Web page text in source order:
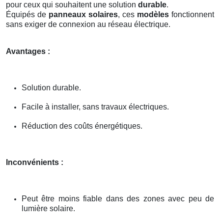
pour ceux qui souhaitent une solution durable.
Équipés de panneaux solaires, ces modèles fonctionnent
sans exiger de connexion au réseau électrique.
Avantages :
Solution durable.
Facile à installer, sans travaux électriques.
Réduction des coûts énergétiques.
Inconvénients :
Peut être moins fiable dans des zones avec peu de
lumière solaire.